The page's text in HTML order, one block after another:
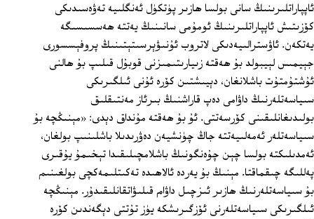
ئاپپاراتلىرىنىڭ سانى بولسا ھازىر پۈتكۈل ئەنگلىيە تەۋەسىدىكى
كۆزىتىش ئاپپاراتلىرىنىڭ ئومۇمى سانىنىڭ يەتتە ھەسسىسىگە
يەتكەن. ئاۋسترالىيەدىكى لاتروب ئۇنىۋېرسىتېتىنىڭ پروفېسسورى
جېيمىس لېيبولد بۇ ھەقتە زىيارىتىمىزنى قوبۇل قىلىپ بۇ ھالنى
ئۇشتۇمتۇت باشلانغان، دېيىشتىن كۆرە ئۇنى ئىلگىرىكى
سىياسەتلەرنىڭ داۋامى دەپ قاراشنىڭ بىرئاز مەنتىقلىق
بولىدىغانلىقىنى كۆرسەتتى. ئۇ بۇ ھەقتە مۇنداق دېدى: «مېنىڭچە بۇ
سىياسەتلەر ئەمەلىيەتتە جاڭ چۈنشيەن دەۋرىدىلا باشلىنىپ بولغان،
ئەمدىلىكتە بولسا چېن چۇەنگونىڭ باشلامچىلىقىدا تېخىمۇ يۇقىرى
پەللىگە چىقماقتا. مېنىڭ بۇ يەردە ئالاھىدە تەكىتلىمەكچى بولغىنىم
بۇ سىياسەتلەرنىڭ ھازىر ئىزچىل داۋام قىلىۋاتقانلىقىدۇر. مېنىڭچە
ئىلگىرىكى سىياسەتلەرنى ئۆزگىرىشكە يۈز تۇتتى دېگەندىن كۆرە